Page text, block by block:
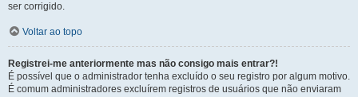
ser corrigido.
Voltar ao topo
Registrei-me anteriormente mas não consigo mais entrar?!
É possível que o administrador tenha excluído o seu registro por algum motivo.
É comum administradores excluírem registros de usuários que não enviaram